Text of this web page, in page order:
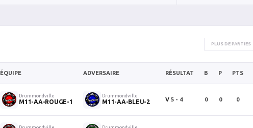
PLUS DE PARTIES
ÉQUIPE ADVERSAIRE RÉSULTAT B P PTS
Drummondville
M11-AA-ROUGE-1
Drummondville
M11-AA-BLEU-2 V 5 - 4 0 0 0